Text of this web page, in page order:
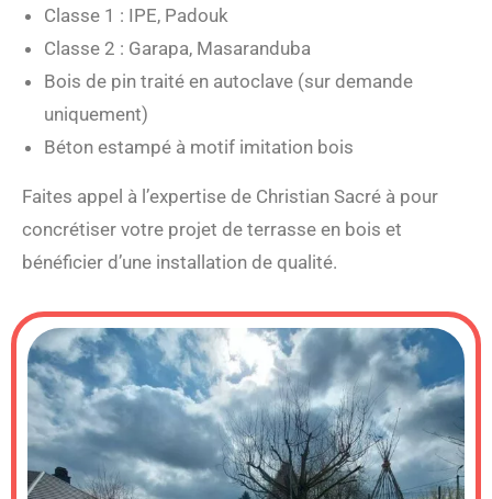
Classe 1 : IPE, Padouk
Classe 2 : Garapa, Masaranduba
Bois de pin traité en autoclave (sur demande
uniquement)
Béton estampé à motif imitation bois
Faites appel à l’expertise de Christian Sacré à pour
concrétiser votre projet de terrasse en bois et
bénéficier d’une installation de qualité.